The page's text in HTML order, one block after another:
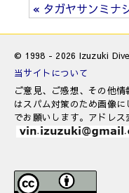
« タガヤサンミナ
© 1998 - 2026 Izuzuki
当サイトについて
ご意見、ご感想、その他
はスパム対策のため画像
でお願いします。アドレス